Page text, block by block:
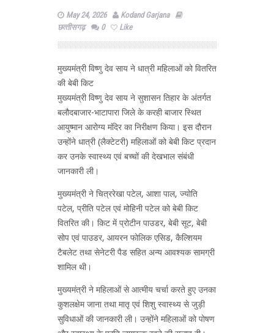
May 24, 2026
Kodand Garjana
छत्‍तीसगढ़
0 Like
मुख्यमंत्री विष्णु देव साय ने धात्री महिलाओं को वितरित
की बेबी किट
मुख्यमंत्री विष्णु देव साय ने सुशासन तिहार के अंतर्गत
बलौदबाजार-भाटापारा जिले के करही बाजार स्थित
आयुष्मान आरोग्य मंदिर का निरीक्षण किया। इस दौरान
उन्होंने धात्री (लैक्टेटरी) महिलाओं को बेबी किट प्रदान
कर उनके स्वास्थ्य एवं बच्चों की देखभाल संबंधी
जानकारी ली।
मुख्यमंत्री ने चित्ररेखा पटेल, आशा पाल, ज्योति
पटेल, प्रीति पटेल एवं मोहिनी पटेल को बेबी किट
वितरित की। किट में प्रोटीन पाउडर, बेबी सूट, बेबी
सोप एवं पाउडर, आयरन फोलिक एसिड, कैल्शियम
टैबलेट तथा सेनेटरी पैड सहित अन्य आवश्यक सामग्री
शामिल थी।
मुख्यमंत्री ने महिलाओं से आत्मीय चर्चा करते हुए उनका
कुशलक्षेम जाना तथा मातृ एवं शिशु स्वास्थ्य से जुड़ी
सुविधाओं की जानकारी ली। उन्होंने महिलाओं को पोषण